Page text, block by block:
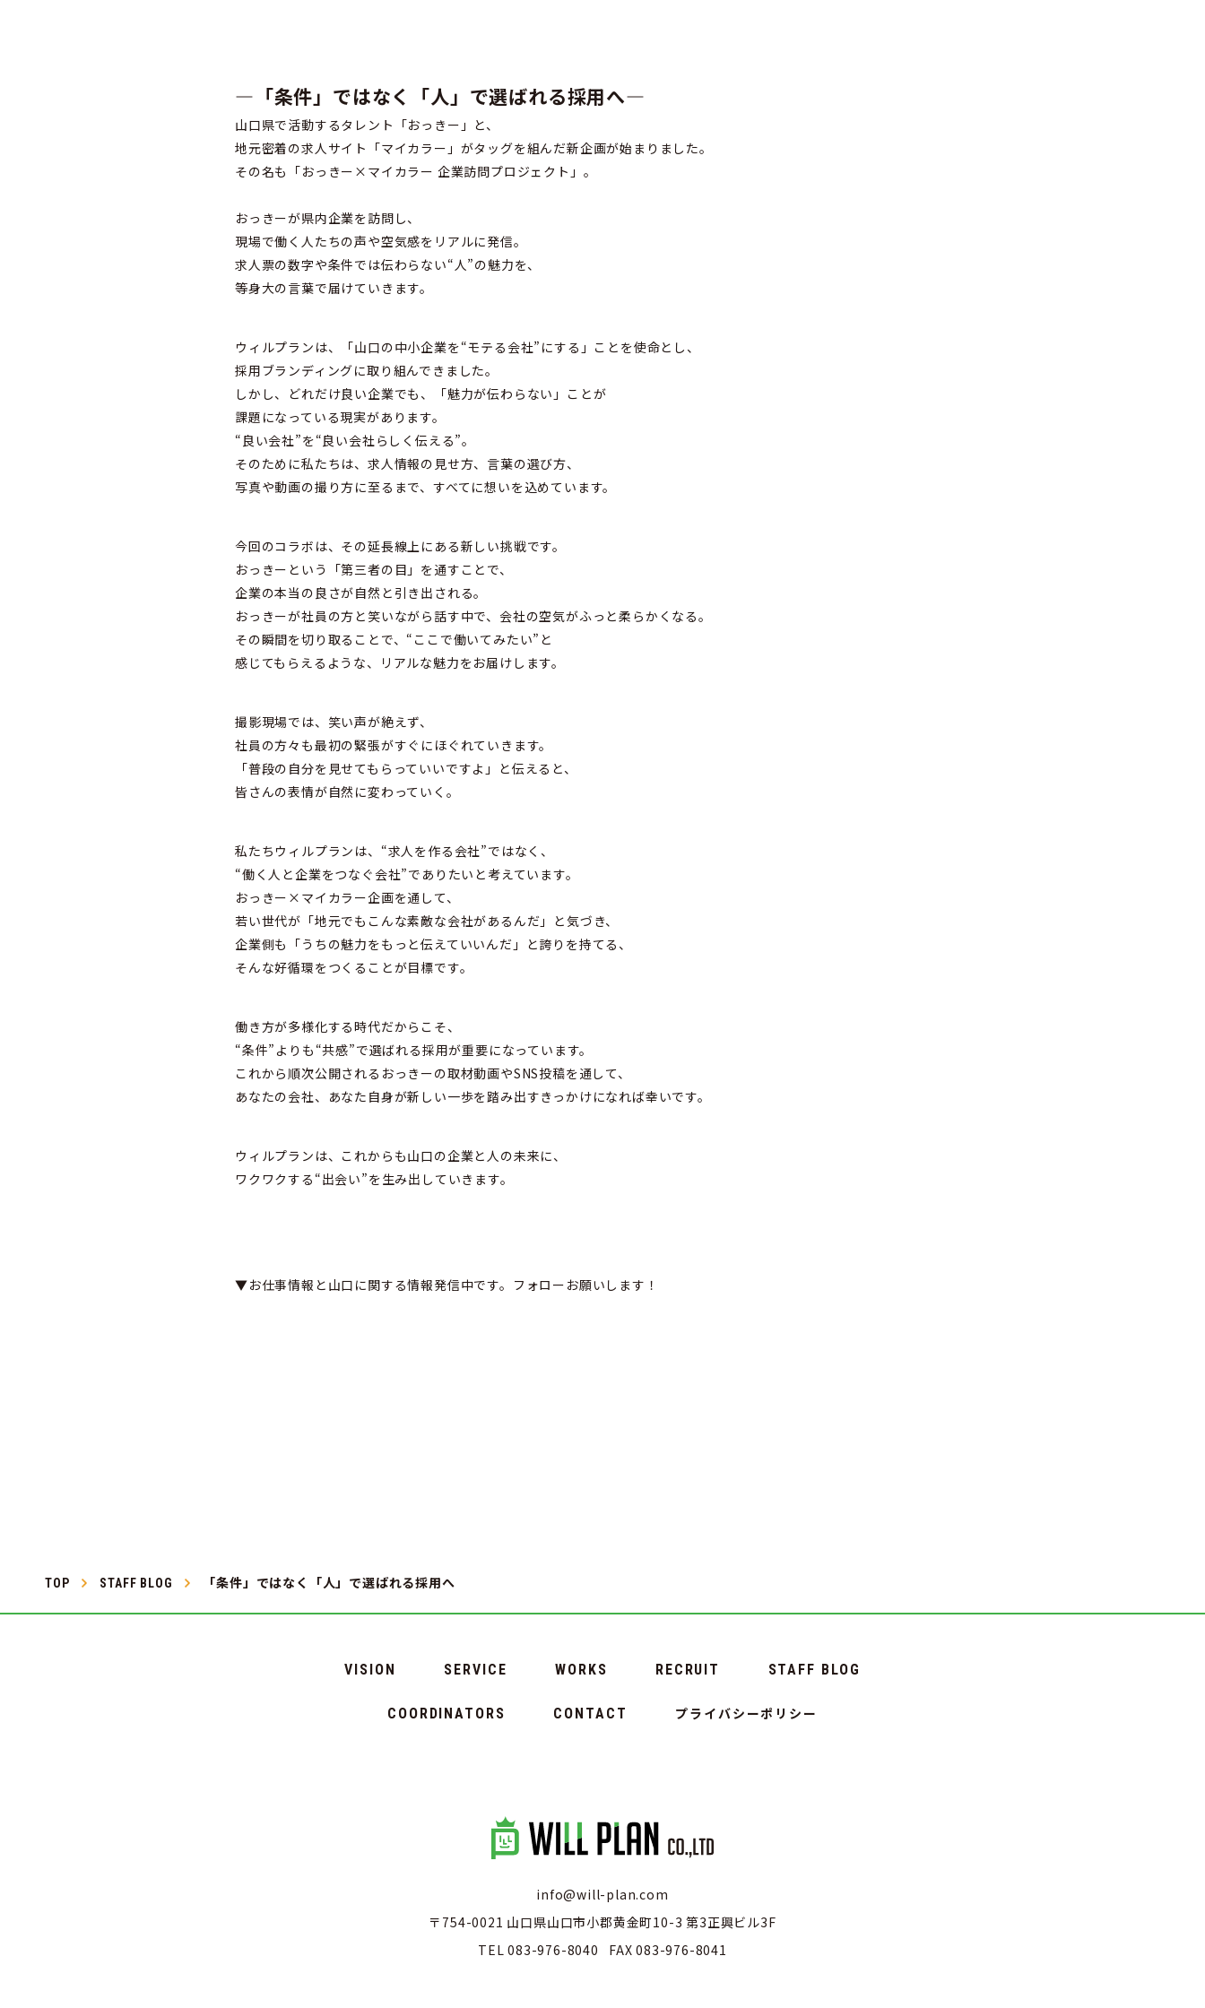
―「条件」ではなく「人」で選ばれる採用へ―
山口県で活動するタレント「おっきー」と、
地元密着の求人サイト「マイカラー」がタッグを組んだ新企画が始まりました。
その名も「おっきー×マイカラー 企業訪問プロジェクト」。
おっきーが県内企業を訪問し、
現場で働く人たちの声や空気感をリアルに発信。
求人票の数字や条件では伝わらない“人”の魅力を、
等身大の言葉で届けていきます。
ウィルプランは、「山口の中小企業を“モテる会社”にする」ことを使命とし、
採用ブランディングに取り組んできました。
しかし、どれだけ良い企業でも、「魅力が伝わらない」ことが
課題になっている現実があります。
“良い会社”を“良い会社らしく伝える”。
そのために私たちは、求人情報の見せ方、言葉の選び方、
写真や動画の撮り方に至るまで、すべてに想いを込めています。
今回のコラボは、その延長線上にある新しい挑戦です。
おっきーという「第三者の目」を通すことで、
企業の本当の良さが自然と引き出される。
おっきーが社員の方と笑いながら話す中で、会社の空気がふっと柔らかくなる。
その瞬間を切り取ることで、“ここで働いてみたい”と
感じてもらえるような、リアルな魅力をお届けします。
撮影現場では、笑い声が絶えず、
社員の方々も最初の緊張がすぐにほぐれていきます。
「普段の自分を見せてもらっていいですよ」と伝えると、
皆さんの表情が自然に変わっていく。
私たちウィルプランは、“求人を作る会社”ではなく、
“働く人と企業をつなぐ会社”でありたいと考えています。
おっきー×マイカラー企画を通して、
若い世代が「地元でもこんな素敵な会社があるんだ」と気づき、
企業側も「うちの魅力をもっと伝えていいんだ」と誇りを持てる、
そんな好循環をつくることが目標です。
働き方が多様化する時代だからこそ、
“条件”よりも“共感”で選ばれる採用が重要になっています。
これから順次公開されるおっきーの取材動画やSNS投稿を通して、
あなたの会社、あなた自身が新しい一歩を踏み出すきっかけになれば幸いです。
ウィルプランは、これからも山口の企業と人の未来に、
ワクワクする“出会い”を生み出していきます。
▼お仕事情報と山口に関する情報発信中です。フォローお願いします！
TOP STAFF BLOG 「条件」ではなく「人」で選ばれる採用へ
VISION SERVICE WORKS RECRUIT STAFF BLOG
COORDINATORS CONTACT プライバシーポリシー
info@will-plan.com
〒754-0021 山口県山口市小郡黄金町10-3 第3正興ビル3F
TEL083-976-8040 FAX 083-976-8041